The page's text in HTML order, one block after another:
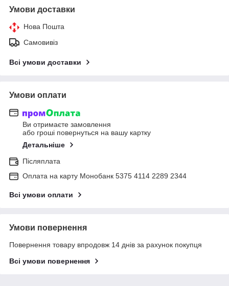
Умови доставки
Нова Пошта
Самовивіз
Всі умови доставки
Умови оплати
Ви отримаєте замовлення
або гроші повернуться на вашу картку
Детальніше
Післяплата
Оплата на карту Монобанк 5375 4114 2289 2344
Всі умови оплати
Умови повернення
Повернення товару впродовж 14 днів за рахунок покупця
Всі умови повернення